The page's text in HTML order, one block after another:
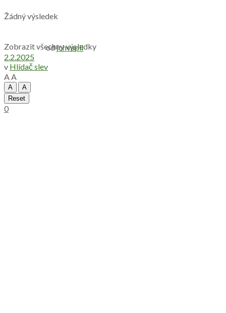
Žádný výsledek
Zobrazit všechny výsledky
odjchvapil
2.2.2025
v Hlídač slev
AA
A
A
Reset
0